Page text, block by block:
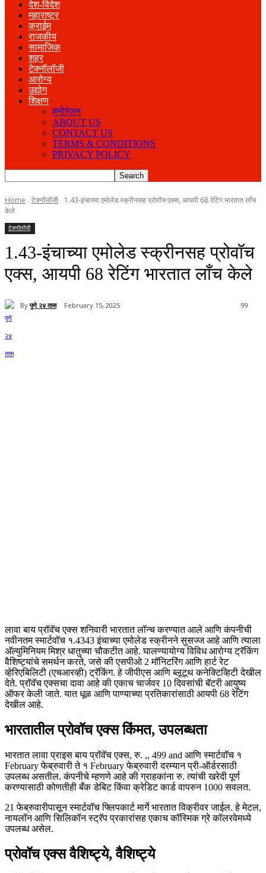
देश-विदेश
महाराष्ट्र
क्राईम
राजकीय
सामाजिक
शहर
टेक्नॉलॉजी
आरोग्य
उद्योग
शिक्षण
मनोरंजन
ABOUT US
CONTACT US
TERMS & CONDITIONS
PRIVACY POLICY
Home टेक्नॉलॉजी
1.43-इंचाच्या एमोलेड स्क्रीनसह प्रोवॉच एक्स, आयपी 68 रेटिंग भारतात लाँच
केले
टेक्नॉलॉजी
1.43-इंचाच्या एमोलेड स्क्रीनसह प्रोवॉच
एक्स, आयपी 68 रेटिंग भारतात लाँच केले
By पुणे २४ तास February 15, 2025 99
लावा बाय प्रॉवॅच एक्स शनिवारी भारतात लॉन्च करण्यात आले आणि कंपनीची
नवीनतम स्मार्टवॉच १.4343 इंचाच्या एमोलेड स्क्रीनने सुसज्ज आहे आणि त्याला
अ‍ॅल्युमिनियम मिश्र धातुच्या चौकटीत आहे. घालण्यायोग्य विविध आरोग्य ट्रॅकिंग
वैशिष्ट्यांचे समर्थन करते, जसे की एसपीओ 2 मॉनिटरिंग आणि हार्ट रेट
व्हेरिएबिलिटी (एचआरव्ही) ट्रॅकिंग. हे जीपीएस आणि ब्लूटूथ कनेक्टिव्हिटी देखील
देते. प्रॉवॅच एक्सचा दावा आहे की एकाच चार्जवर 10 दिवसांची बॅटरी आयुष्य
ऑफर केली जाते. यात धूळ आणि पाण्याच्या प्रतिकारांसाठी आयपी 68 रेटिंग
देखील आहे.
भारतातील प्रोवॉच एक्स किंमत, उपलब्धता
भारतात लावा प्राइस बाय प्रॉवॅच एक्स, रु. ,, 499 and आणि स्मार्टवॉच १
February फेब्रुवारी ते १ February फेब्रुवारी दरम्यान प्री-ऑर्डरसाठी
उपलब्ध असतील. कंपनीचे म्हणणे आहे की ग्राहकांना रु. त्यांची खरेदी पूर्ण
करण्यासाठी कोणतीही बँक डेबिट किंवा क्रेडिट कार्ड वापरुन 1000 सवलत.
21 फेब्रुवारीपासून स्मार्टवॉच फ्लिपकार्ट मार्गे भारतात विक्रीवर जाईल. हे मेटल,
नायलॉन आणि सिलिकॉन स्ट्रॅप प्रकारांसह एकाच कॉस्मिक ग्रे कॉलरवेमध्ये
उपलब्ध असेल.
प्रोवॉच एक्स वैशिष्ट्ये, वैशिष्ट्ये